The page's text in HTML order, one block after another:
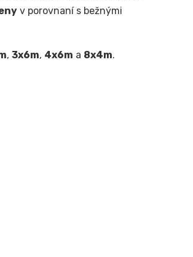
v porovnaní s bežnými
, 3x6m, 4x6m a 8x4m.